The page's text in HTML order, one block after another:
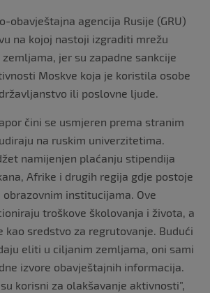
obavještajna agencija Rusije (GRU)
na kojoj nastoji izgraditi mrežu
jer su zapadne sankcije
Moskve koja je koristila osobe
ili poslovne ljude.
čini se usmjeren prema stranim
na ruskim univerzitetima.
namijenjen plaćanju stipendija
Afrike i drugih regija gdje postoje
institucijama. Ove
troškove školovanja i života, a
kao sredstvo za regrutovanje. Budući
eliti u ciljanim zemljama, oni sami
izvore obavještajnih informacija.
korisni za olakšavanje aktivnosti”,